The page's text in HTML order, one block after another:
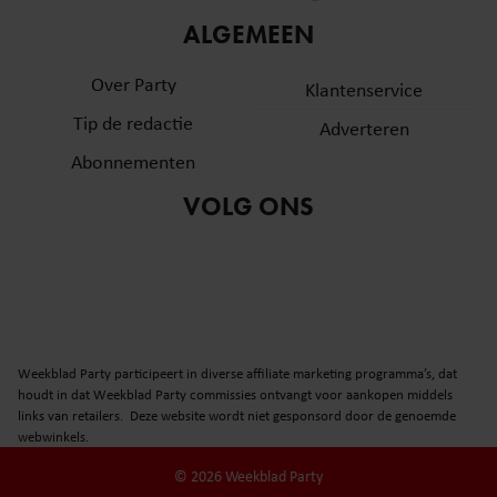
partners voor social media, adverteren en analyse. Deze
informatie die u aan ze heeft verstrekt of die ze hebben
verzameld op basis van uw gebruik van hun services. U
gebruiken.
ALGEMEEN
Over Party
Tip de redactie
Abonnementen
Klantenservice
Adverteren
VOLG ONS
Weekblad Party participeert in diverse affiliate marketing programma’s, dat
houdt in dat Weekblad Party commissies ontvangt voor aankopen middels
links van retailers. Deze website wordt niet gesponsord door de genoemde
webwinkels.
© 2026 Weekblad Party